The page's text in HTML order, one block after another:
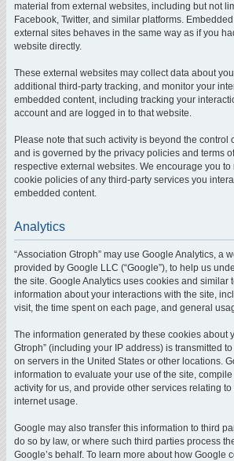
material from external websites, including but not
Facebook, Twitter, and similar platforms.
external sites behaves in the same way as if you
website directly.
These external websites may collect data about
additional third-party tracking, and monitor your
embedded content, including tracking your
account and are logged in to that website.
Please note that such activity is beyond the control
and is governed by the privacy policies and terms
respective external websites. We encourage you to
cookie policies of any third-party services you
embedded content.
Analytics
“Association Gtroph” may use Google Analytics, a
provided by Google LLC (“Google”), to help us
the site. Google Analytics uses cookies and similar
information about your interactions with the site,
visit, the time spent on each page, and general
The information generated by these cookies about
Gtroph” (including your IP address) is transmitted
on servers in the United States or other locations.
information to evaluate your use of the site,
activity for us, and provide other services relating
internet usage.
Google may also transfer this information to third
do so by law, or where such third parties process
Google’s behalf. To learn more about how Google